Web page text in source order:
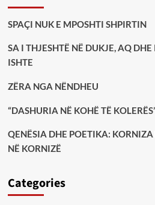
SPAÇI NUK E MPOSHTI SHPIRTIN
SA I THJESHTË NË DUKJE, AQ
ISHTE
ZËRA NGA NËNDHEU
“DASHURIA NË KOHË TË
QENËSIA DHE POETIKA: KORNIZA
NË KORNIZË
Categories